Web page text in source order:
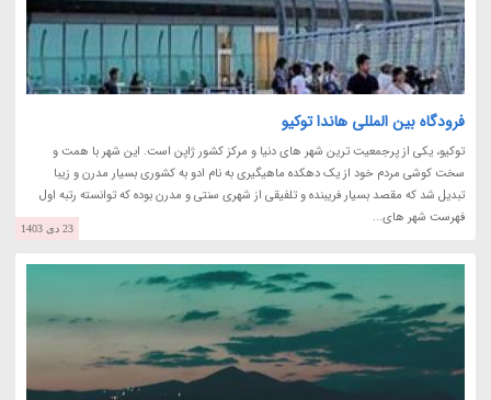
فرودگاه بین المللی هاندا توکیو
توکیو، یکی از پرجمعیت ترین شهر های دنیا و مرکز کشور ژاپن است. این شهر با همت و
سخت کوشی مردم خود از یک دهکده ماهیگیری به نام ادو به کشوری بسیار مدرن و زیبا
تبدیل شد که مقصد بسیار فریبنده و تلفیقی از شهری سنتی و مدرن بوده که توانسته رتبه اول
فهرست شهر های...
23 دی 1403